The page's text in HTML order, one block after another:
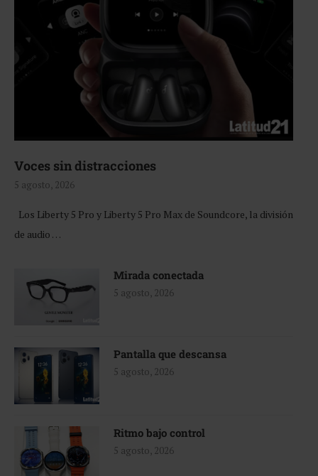
Voces sin distracciones
5 agosto, 2026
Los Liberty 5 Pro y Liberty 5 Pro Max de Soundcore, la división
de audio …
Mirada conectada
5 agosto, 2026
Pantalla que descansa
5 agosto, 2026
Ritmo bajo control
5 agosto, 2026